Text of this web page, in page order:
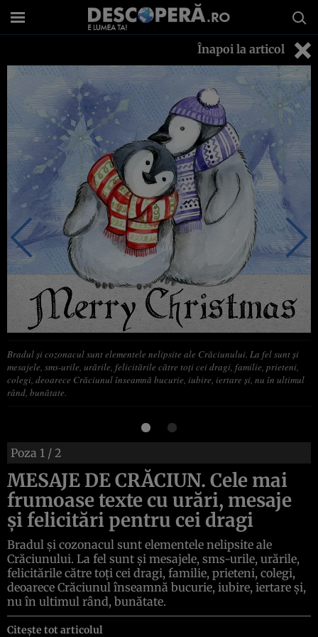
Înapoi la articol
Bradul şi cozonacul sunt elementele nelipsite ale Crăciunului. La fel sunt şi
mesajele, sms-urile, urările, felicitările către toţi cei dragi, familie, prieteni,
colegi, deoarece Crăciunul înseamnă bucurie, iubire, iertare şi, nu în ultimul
rând, bunătate.
Poza 1 / 2
MESAJE DE CRĂCIUN. Cele mai
frumoase texte cu urări, mesaje
şi felicitări pentru cei dragi
Bradul şi cozonacul sunt elementele nelipsite ale
Crăciunului. La fel sunt şi mesajele, sms-urile, urările,
felicitările către toţi cei dragi, familie, prieteni, colegi,
deoarece Crăciunul înseamnă bucurie, iubire, iertare şi,
nu în ultimul rând, bunătate.
Citește tot articolul